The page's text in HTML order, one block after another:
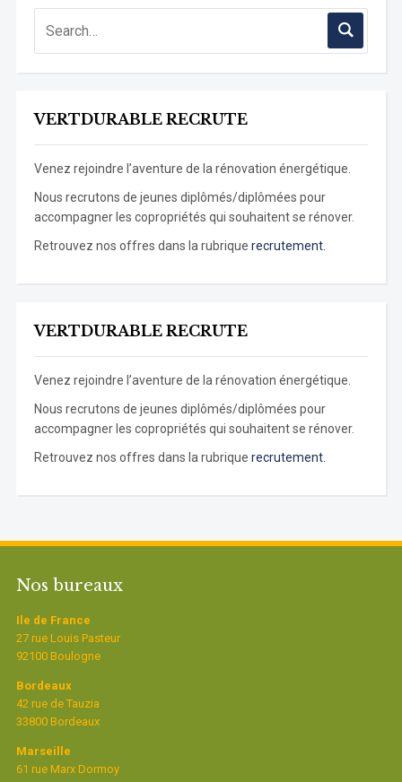
VERTDURABLE RECRUTE
Venez rejoindre l’aventure de la rénovation énergétique.
Nous recrutons de jeunes diplômés/diplômées pour
accompagner les copropriétés qui souhaitent se rénover.
Retrouvez nos offres dans la rubrique recrutement.
VERTDURABLE RECRUTE
Venez rejoindre l’aventure de la rénovation énergétique.
Nous recrutons de jeunes diplômés/diplômées pour
accompagner les copropriétés qui souhaitent se rénover.
Retrouvez nos offres dans la rubrique recrutement.
Nos bureaux
Ile de France
27 rue Louis Pasteur
92100 Boulogne
Bordeaux
42 rue de Tauzia
33800 Bordeaux
Marseille
61 rue Marx Dormoy